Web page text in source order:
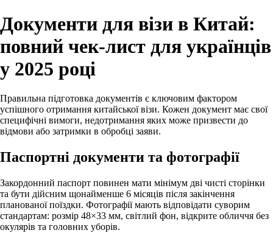
Документи для візи в Китай:
повний чек-лист для українців
у 2025 році
Правильна підготовка документів є ключовим фактором
успішного отримання китайської візи. Кожен документ має свої
специфічні вимоги, недотримання яких може призвести до
відмови або затримки в обробці заяви.
Паспортні документи та фотографії
Закордонний паспорт повинен мати мінімум дві чисті сторінки
та бути дійсним щонайменше 6 місяців після закінчення
планованої поїздки. Фотографії мають відповідати суворим
стандартам: розмір 48×33 мм, світлий фон, відкрите обличчя без
окулярів та головних уборів.